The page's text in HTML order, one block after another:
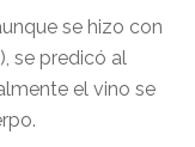
se hizo con
se predicó al
el vino se